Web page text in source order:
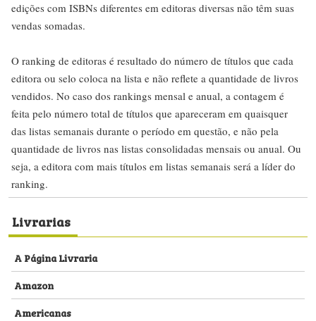
edições com ISBNs diferentes em editoras diversas não têm suas
vendas somadas.
O ranking de editoras é resultado do número de títulos que cada
editora ou selo coloca na lista e não reflete a quantidade de livros
vendidos. No caso dos rankings mensal e anual, a contagem é
feita pelo número total de títulos que apareceram em quaisquer
das listas semanais durante o período em questão, e não pela
quantidade de livros nas listas consolidadas mensais ou anual. Ou
seja, a editora com mais títulos em listas semanais será a líder do
ranking.
Livrarias
A Página Livraria
Amazon
Americanas